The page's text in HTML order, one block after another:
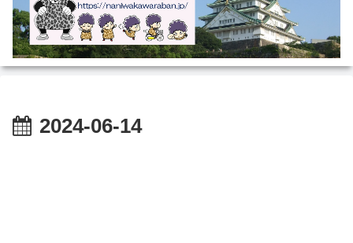
2024-06-14